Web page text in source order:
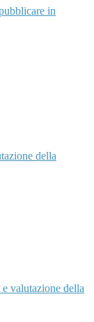
in
della
valutazione della